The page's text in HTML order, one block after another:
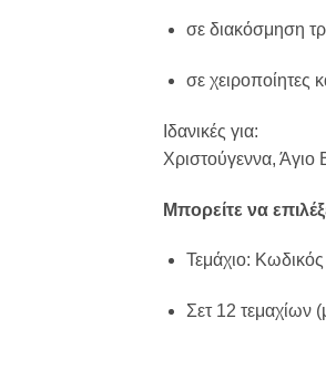
σε διακόσμηση
σε χειροποίητες
Ιδανικές για:
Χριστούγεννα, Άγιο
Μπορείτε να
Τεμάχιο:
Σετ 12